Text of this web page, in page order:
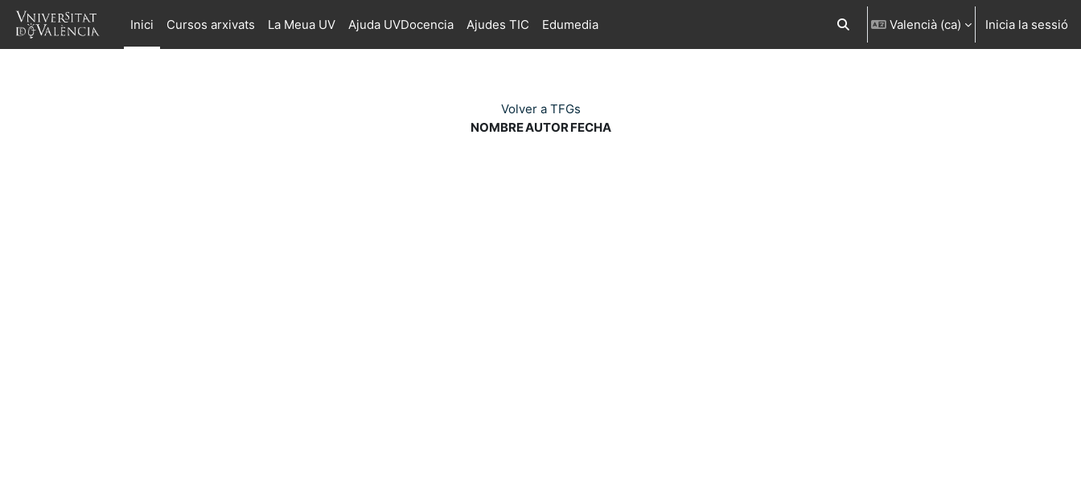
Ves al contingut principal
Inici
Cursos arxivats La Meua UV Ajuda UVDocencia Ajudes TIC Edumedia Commuta l'entrada de la cerca
Valencià ‎(ca)‎ Inicia la sessió
Volver a TFGs
NOMBREAUTORFECHA